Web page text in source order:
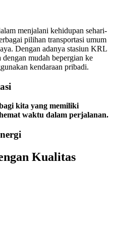
menjalani kehidupan sehari-
pilihan transportasi umum
Dengan adanya stasiun KRL
mudah bepergian ke
kendaraan pribadi.
kita yang memiliki
waktu dalam perjalanan.
Kualitas